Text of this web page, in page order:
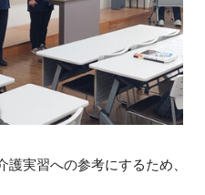
実習への参考にするため、